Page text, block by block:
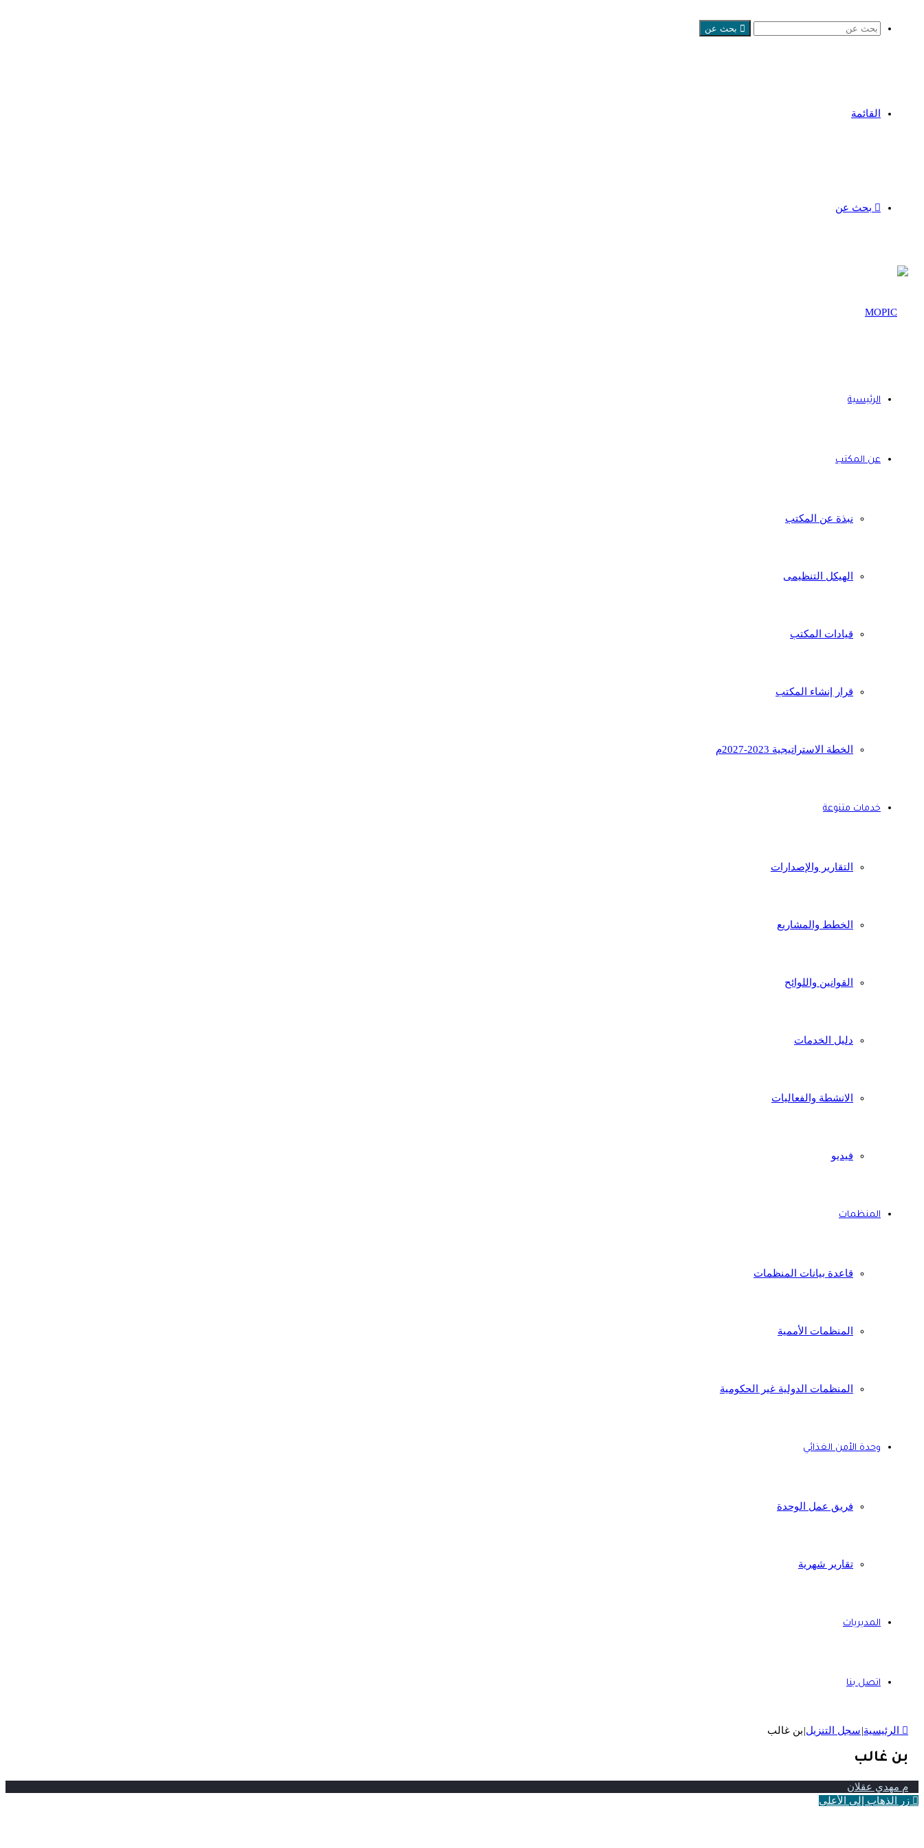
بحث عن
القائمة
بحث عن
الرئيسية
عن المكتب
نبذة عن المكتب
الهيكل التنظيمى
قيادات المكتب
قرار إنشاء المكتب
الخطة الاستراتيجية 2023-2027م
خدمات متنوعة
التقارير والإصدارات
الخطط والمشاريع
القوانين واللوائح
دليل الخدمات
الانشطة والفعاليات
فيديو
المنظمات
قاعدة بيانات المنظمات
المنظمات الأممية
المنظمات الدولية غير الحكومية
وحدة الأمن الغذائي
فريق عمل الوحدة
تقارير شهرية
المديريات
اتصل بنا
الرئيسية|سجل التنزيل|بن غالب
بن غالب
م مهدي عقلان
زر الذهاب إلى الأعلى